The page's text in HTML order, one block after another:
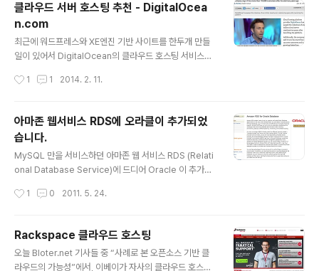
클라우드 서버 호스팅 추천 - DigitalOcea
n.com
최근에 워드프레스와 XE엔진 기반 사이트를 한두개 만들
일이 있어서 DigitalOcean의 클라우드 호스팅 서비스를
를 외신에서 보고, 한 번 둘러보게 되었었습니다. http://tal
cean-passes-one-million-cloud-severs-launch
ed 뉴스의 주된 내용은 DigitalOcean의 클라우드 가상
서버 숫자가 백만개를 넘었다는 것과, 아마존 웹 서비스보
다 훨씬 빠르게 성장하고 있다는 내용입니다. 그래서 한번
검토해보게 되었고, 사용도 해보게 되었는데, 꽤 좋은 듯 합
린샷에서도 알 수..
1 1 2014. 2. 11.
아마존 웹서비스 RDS에 오라클이 추가되었
습니다.
MySQL 만을 서비스하던 아마존 웹 서비스 RDS (Relati
onal Database Service)에 드디어 Oracle 이 추가가
고, Standard Edition One, Standard Edition, Enter
Edition과 Enterprise Edition의 경우는 자체 라이센스
를 보유하고 있어야 가능하네요. Standard Edition One
의 경우는 요금을 조금 더 내는 방식으로 라이센스를 커버
1 0 2011. 5. 24.
Rackspace 클라우드 호스팅
오늘 Bloter.net 기사들 중 “사례로 본 오픈소스 기반 클
라우드의 가능성”에서, 이베이가 자사의 클라우드 호스팅